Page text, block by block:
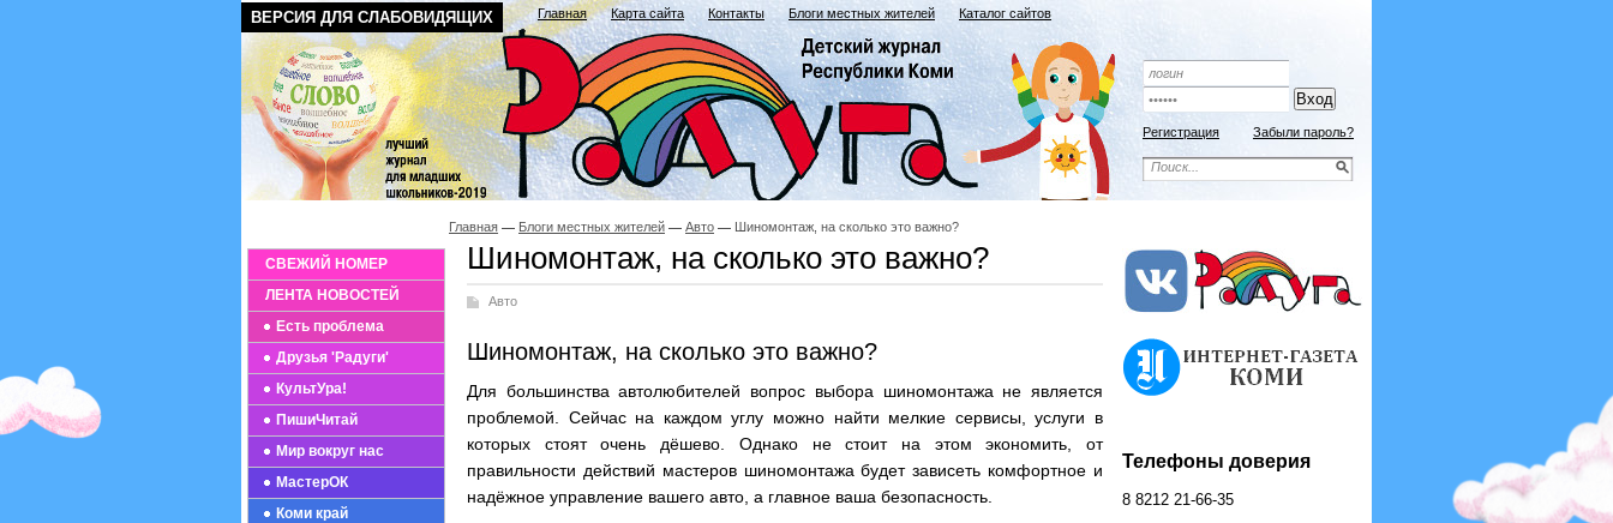
ВЕРСИЯ ДЛЯ СЛАБОВИДЯЩИХ Главная Карта сайта Контакты Блоги местных жителей Каталог сайтов
Регистрация Забыли пароль?
СВЕЖИЙ НОМЕР
ЛЕНТА НОВОСТЕЙ
Есть проблема
Друзья 'Радуги'
КультУра!
ПишиЧитай
Мир вокруг нас
МастерОК
Коми край
Главная Блоги местных жителей Авто Шиномонтаж, на сколько это важно?
Шиномонтаж, на сколько это важно?
Авто
Шиномонтаж, на сколько это важно?
Для большинства автолюбителей вопрос выбора шиномонтажа не является
проблемой. Сейчас на каждом углу можно найти мелкие сервисы, услуги в
которых стоят очень дёшево. Однако не стоит на этом экономить, от
правильности действий мастеров шиномонтажа будет зависеть комфортное и
надёжное управление вашего авто, а главное ваша безопасность.
Телефоны доверия
8 8212 21-66-35